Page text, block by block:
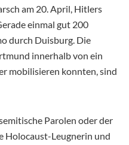
am 20. April, Hitlers
einmal gut 200
durch Duisburg. Die
innerhalb von ein
mobilisieren konnten, sind
Parolen oder der
Holocaust-Leugnerin und